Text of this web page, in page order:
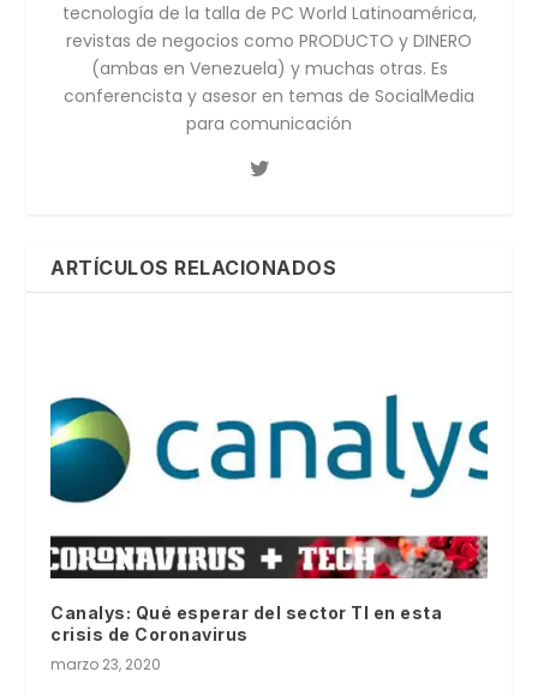
tecnología de la talla de PC World Latinoamérica,
revistas de negocios como PRODUCTO y DINERO
(ambas en Venezuela) y muchas otras. Es
conferencista y asesor en temas de SocialMedia
para comunicación
ARTÍCULOS RELACIONADOS
Canalys: Qué esperar del sector TI en esta
crisis de Coronavirus
marzo 23, 2020